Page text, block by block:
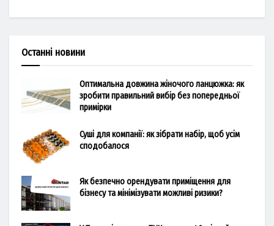
Останні новини
Оптимальна довжина жіночого ланцюжка: як
зробити правильний вибір без попередньої
примірки
Суші для компанії: як зібрати набір, щоб усім
сподобалося
Як безпечно орендувати приміщення для
бізнесу та мінімізувати можливі ризики?